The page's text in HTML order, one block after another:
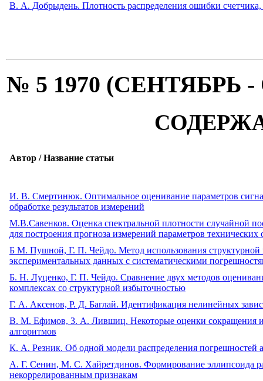
В. А. Добрыдень. Плотность распределения ошибки
№ 5 1970 (СЕНТЯБРЬ
Автор / Название статьи
И. В. Смертинюк. Оптимальное оценивание параметров
обработке результатов измерений
М.В.Савенков. Оценка спектральной плотности случайной
для построения прогноза измерений параметров технических
Б М. Пушной, Г. П. Чейдо. Метод использования структурной
экспериментальных данных с систематическими
Б. Н. Луценко, Г. П. Чейдо. Сравнение двух методов
комплексах со структурной избыточностью
Г. А. Аксенов, Р. Д. Баглай. Идентификация нелинейных
В. М. Ефимов, 3. А. Лившиц. Некоторые оценки сокращения
алгоритмов
К. А. Резник. Об одной модели распределения погрешностей
А. Г. Сенин, М. С. Хайретдинов. Формирование эллипсоида
некоррелированным признакам